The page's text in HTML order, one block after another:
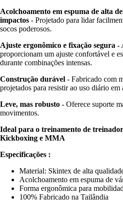
Acolchoamento em espuma de alta
impactos - Projetado para lidar
socos poderosos.
Ajuste ergonômico e fixação segura -
proporcionam um ajuste confortável e
durante combinações intensas.
Construção durável - Fabricado com
projetados para resistir ao uso diário em
Leve, mas robusto - Oferece suporte
movimentos.
Ideal para o treinamento de
Kickboxing e MMA
Especificações :
Material: Skintex de alta
Acolchoamento em espuma de
Forma ergonômica para
100% Fabricado na Tailândia